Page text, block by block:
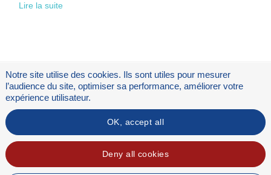
Lire la suite
Flux RSS
Notre site utilise des cookies. Ils sont utiles pour mesurer
l’audience du site, optimiser sa performance, améliorer votre
expérience utilisateur.
OK, accept all
Deny all cookies